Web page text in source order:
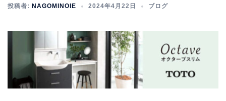
投稿者: NAGOMINOIE 2024年4月22日 ブログ